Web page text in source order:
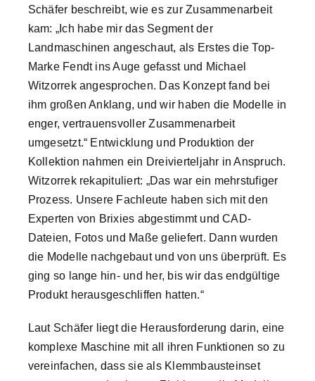
Schäfer beschreibt, wie es zur Zusammenarbeit
kam: „Ich habe mir das Segment der
Landmaschinen angeschaut, als Erstes die Top-
Marke Fendt ins Auge gefasst und Michael
Witzorrek angesprochen. Das Konzept fand bei
ihm großen Anklang, und wir haben die Modelle in
enger, vertrauensvoller Zusammenarbeit
umgesetzt.“ Entwicklung und Produktion der
Kollektion nahmen ein Dreivierteljahr in Anspruch.
Witzorrek rekapituliert: „Das war ein mehrstufiger
Prozess. Unsere Fachleute haben sich mit den
Experten von Brixies abgestimmt und CAD-
Dateien, Fotos und Maße geliefert. Dann wurden
die Modelle nachgebaut und von uns überprüft. Es
ging so lange hin- und her, bis wir das endgültige
Produkt herausgeschliffen hatten.“
Laut Schäfer liegt die Herausforderung darin, eine
komplexe Maschine mit all ihren Funktionen so zu
vereinfachen, dass sie als Klemmbausteinset